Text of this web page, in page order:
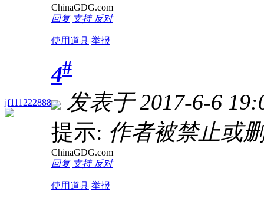
ChinaGDG.com
回复 支持 反对
使用道具 举报
jf111222888
4#
发表于 2017-6-6
提示: 作者被禁止或
ChinaGDG.com
回复 支持 反对
使用道具 举报